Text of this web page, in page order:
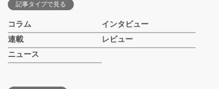
記事タイプで見る
コラム
インタビュー
連載
レビュー
ニュース